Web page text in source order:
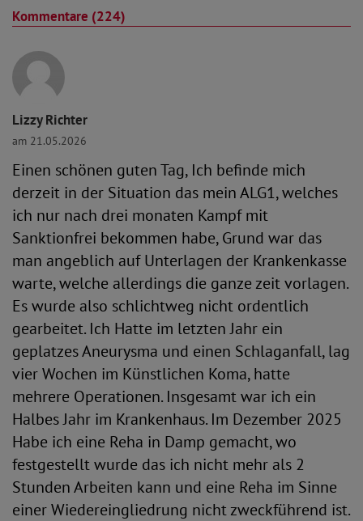
Kommentare (224)
Lizzy Richter
am 21.05.2026
Einen schönen guten Tag, Ich befinde mich
derzeit in der Situation das mein ALG1, welches
ich nur nach drei monaten Kampf mit
Sanktionfrei bekommen habe, Grund war das
man angeblich auf Unterlagen der Krankenkasse
warte, welche allerdings die ganze zeit vorlagen.
Es wurde also schlichtweg nicht ordentlich
gearbeitet. Ich Hatte im letzten Jahr ein
geplatzes Aneurysma und einen Schlaganfall, lag
vier Wochen im Künstlichen Koma, hatte
mehrere Operationen. Insgesamt war ich ein
Halbes Jahr im Krankenhaus. Im Dezember 2025
Habe ich eine Reha in Damp gemacht, wo
festgestellt wurde das ich nicht mehr als 2
Stunden Arbeiten kann und eine Reha im Sinne
einer Wiedereingliedrung nicht zweckführend ist.